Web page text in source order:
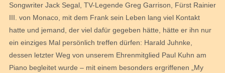
Songwriter Jack Segal, TV-Legende Greg Garrison, Fürst Rainier
III. von Monaco, mit dem Frank sein Leben lang viel Kontakt
hatte und jemand, der viel dafür gegeben hätte, hätte er ihn nur
ein einziges Mal persönlich treffen dürfen: Harald Juhnke,
dessen letzter Weg von unserem Ehrenmitglied Paul Kuhn am
Piano begleitet wurde – mit einem besonders ergriffenen „My